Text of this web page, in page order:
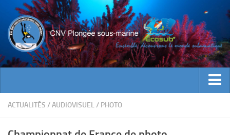
ACTUALITES
ACTUALITÉS /AUDIOVISUEL/ PHOTO